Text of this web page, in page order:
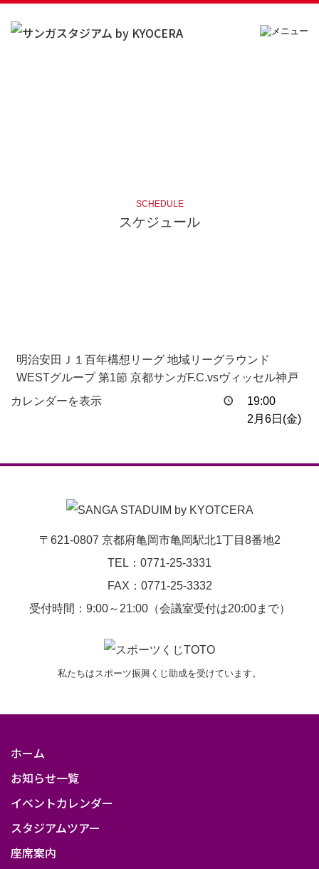
SCHEDULE
スケジュール
明治安田Ｊ１百年構想リーグ 地域リーグラウンド
WESTグループ 第1節 京都サンガF.C.vsヴィッセル神戸
19:00
2月6日(金)
カレンダーを表示
〒621-0807 京都府亀岡市亀岡駅北1丁目8番地2
TEL：0771-25-3331
FAX：0771-25-3332
受付時間：9:00～21:00（会議室受付は20:00まで）
私たちはスポーツ振興くじ助成を受けています。
ホーム
お知らせ一覧
イベントカレンダー
スタジアムツアー
座席案内